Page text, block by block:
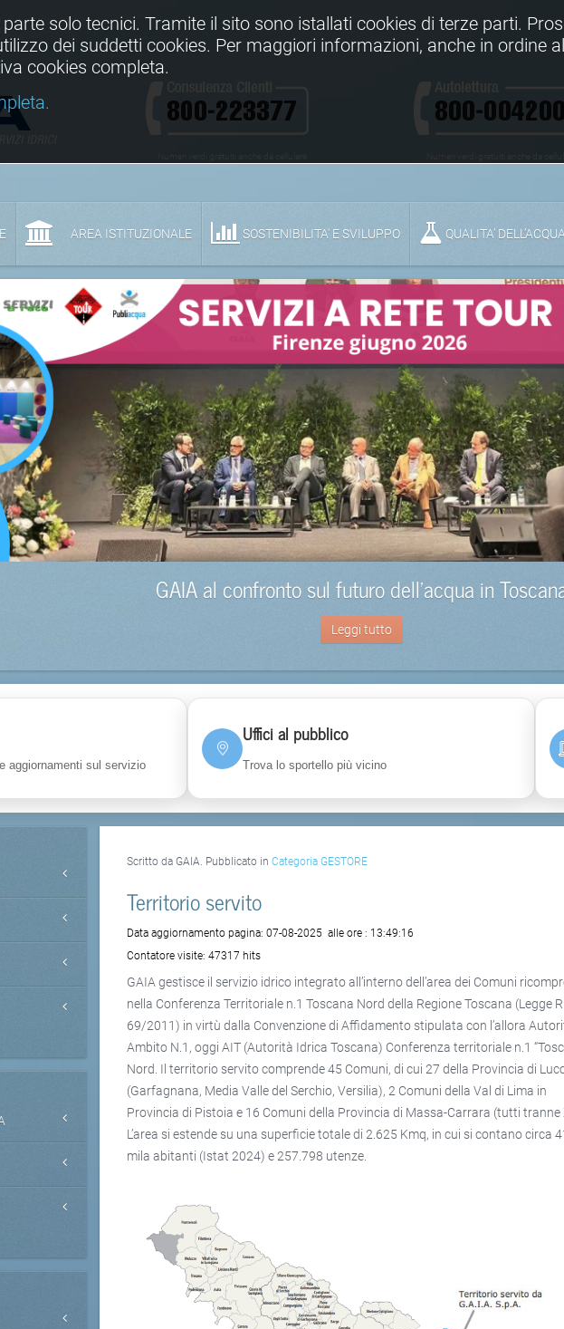
AREA ISTITUZIONALE SOSTENIBILITA' E SVILUPPO QUALITA’
GAIA al confronto sul futuro dell’acqua in
Leggi tutto
aggiornamenti sul servizio
Uffici al pubblico
Trova lo sportello più vicino
Scritto da GAIA. Pubblicato inCategoria GESTORE
Territorio servito
Data aggiornamento pagina:07-08-2025 alle ore : 13:49:16
Contatore visite:47317 hits
GAIA gestisce il servizio idrico integrato all’interno dell’area dei Comuni
nella Conferenza Territoriale n.1 Toscana Nord della Regione Toscana (Legge
69/2011) in virtù dalla Convenzione di Affidamento stipulata con l’allora
Ambito N.1, oggi AIT (Autorità Idrica Toscana) Conferenza territoriale n.1
Nord. Il territorio servito comprende 45 Comuni, di cui 27 della Provincia di
(Garfagnana, Media Valle del Serchio, Versilia), 2 Comuni della Val di Lima in
Provincia di Pistoia e 16 Comuni della Provincia di Massa-Carrara (tutti tranne
L’area si estende su una superficie totale di 2.625 Kmq, in cui si contano circa
mila abitanti (Istat 2024) e 257.798 utenze.
solo tecnici. Tramite il sito sono istallati cookies di terze parti.
dei suddetti cookies. Per maggiori informazioni, anche in ordine
cookies completa.